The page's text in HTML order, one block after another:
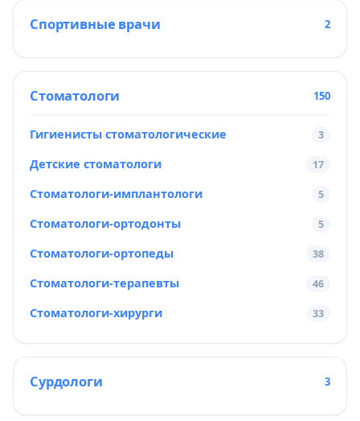
Спортивные врачи 2
Стоматологи 150
Гигиенисты стоматологические 3
Детские стоматологи 17
Стоматологи-имплантологи 5
Стоматологи-ортодонты 5
Стоматологи-ортопеды 38
Стоматологи-терапевты 46
Стоматологи-хирурги 33
Сурдологи 3